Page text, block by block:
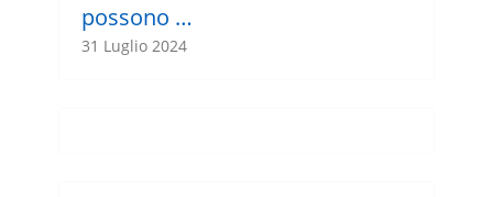
possono …
31 Luglio 2024